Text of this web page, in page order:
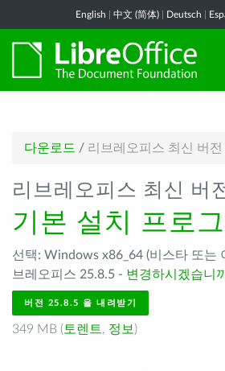
English 中文 (简体) Deutsch
다운로드 / 리브레오피스 최신 버전
리브레오피스 최신 버
기본 설치 프로
선택: Windows x86_64 (비스타 또는
브레오피스 25.8.5 - 변경하시겠습니
버전 25.8.5 을 내려받기
349 MB ( 토렌트, 정보 )